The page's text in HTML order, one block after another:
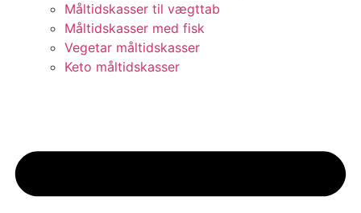
Måltidskasser til vægttab
Måltidskasser med fisk
Vegetar måltidskasser
Keto måltidskasser